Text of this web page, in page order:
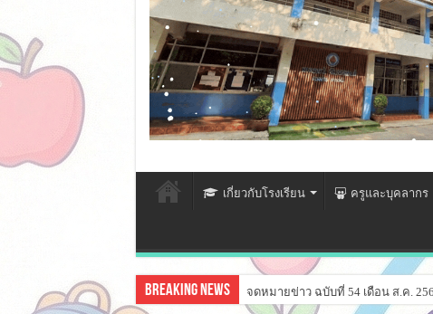
เกี่ยวกับโรงเรียน ครูและบุคลากร
Breaking News จดหมายข่าว ฉบับที่ 54 เดือน ส.ค.